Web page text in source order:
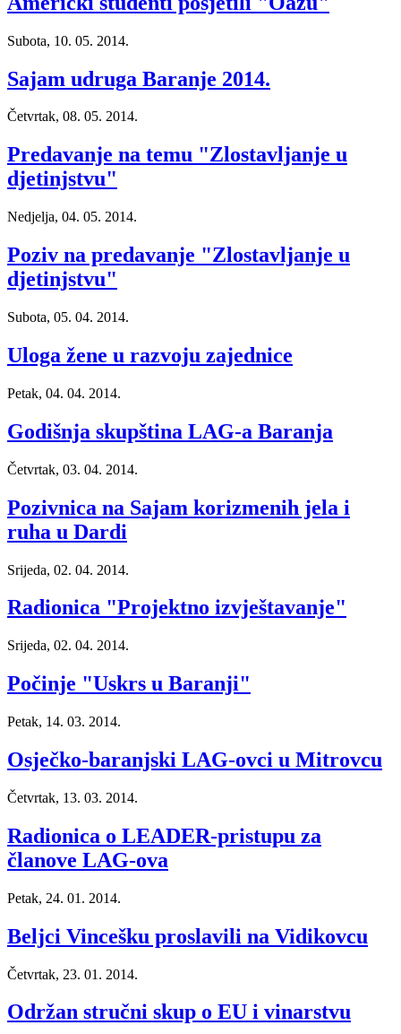
Subota, 10. 05. 2014.
Sajam udruga Baranje 2014.
Četvrtak, 08. 05. 2014.
Predavanje na temu "Zlostavljanje u
djetinjstvu"
Nedjelja, 04. 05. 2014.
Poziv na predavanje "Zlostavljanje u
djetinjstvu"
Subota, 05. 04. 2014.
Uloga žene u razvoju zajednice
Petak, 04. 04. 2014.
Godišnja skupština LAG-a Baranja
Četvrtak, 03. 04. 2014.
Pozivnica na Sajam korizmenih jela i
ruha u Dardi
Srijeda, 02. 04. 2014.
Radionica "Projektno izvještavanje"
Srijeda, 02. 04. 2014.
Počinje "Uskrs u Baranji"
Petak, 14. 03. 2014.
Osječko-baranjski LAG-ovci u Mitrovcu
Četvrtak, 13. 03. 2014.
Radionica o LEADER-pristupu za
članove LAG-ova
Petak, 24. 01. 2014.
Beljci Vincešku proslavili na Vidikovcu
Četvrtak, 23. 01. 2014.
Održan stručni skup o EU i vinarstvu